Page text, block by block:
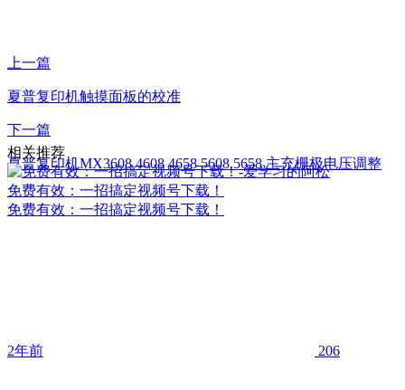
上一篇
夏普复印机触摸面板的校准
下一篇
夏普复印机MX3608 4608 4658 5608 5658 主充栅极电压调整
相关推荐
免费有效：一招搞定视频号下载！
免费有效：一招搞定视频号下载！
2年前 206